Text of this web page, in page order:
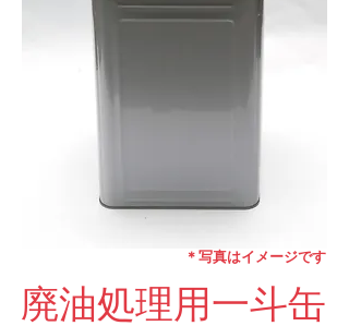
​＊写真はイメージです
​廃油処理用一斗缶